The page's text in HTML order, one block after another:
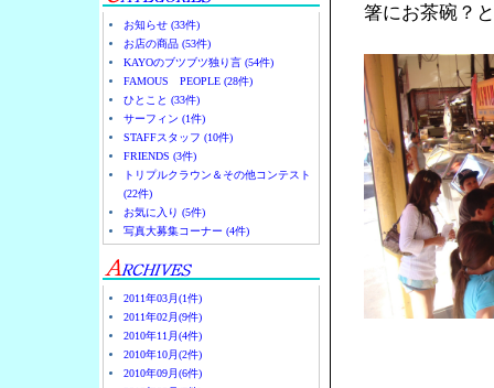
お知らせ (33件)
お店の商品 (53件)
KAYOのブツブツ独り言 (54件)
FAMOUS PEOPLE (28件)
ひとこと (33件)
サーフィン (1件)
STAFFスタッフ (10件)
FRIENDS (3件)
トリプルクラウン＆その他コンテスト
(22件)
お気に入り (5件)
写真大募集コーナー (4件)
2011年03月(1件)
2011年02月(9件)
2010年11月(4件)
2010年10月(2件)
2010年09月(6件)
箸にお茶碗？